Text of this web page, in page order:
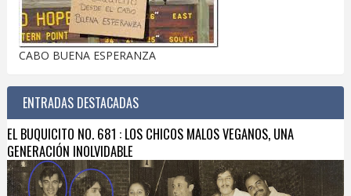
CABO BUENA ESPERANZA
ENTRADAS DESTACADAS
EL BUQUICITO NO. 681 : LOS CHICOS MALOS VEGANOS, UNA
GENERACIÓN INOLVIDABLE